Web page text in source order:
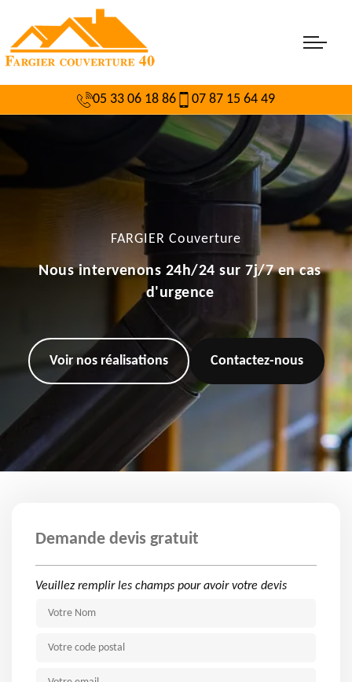
05 33 06 18 86 07 87 15 64 49
FARGIER Couverture
Nous intervenons 24h/24 sur 7j/7 en cas
d'urgence
Voir nos réalisations Contactez-nous
Demande devis gratuit
Veuillez remplir les champs pour avoir votre devis